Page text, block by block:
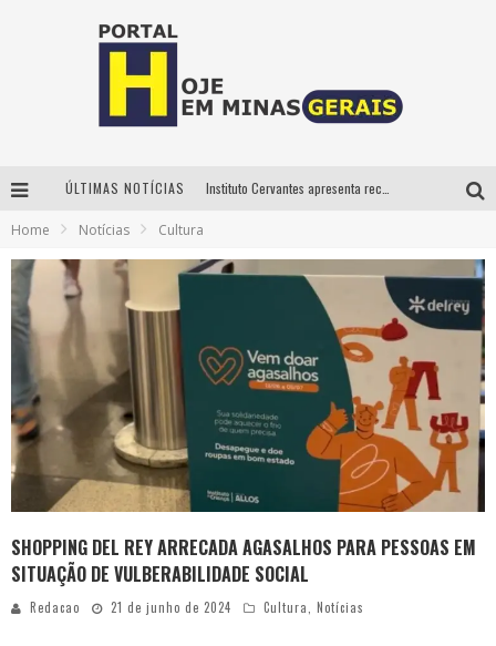
ÚLTIMAS NOTÍCIAS
É neste sábado: Marcelinho de Lima e Trio Virgulino agitam o Forró do Givanildo em Pedro Leopoldo
Projeta Cultura abre inscrições gratuitas em São João del-Rei para oficinas de elaboração de projetos culturais e inteligência artificial
Home Notícias Cultura
SHOPPING DEL REY ARRECADA AGASALHOS PARA PESSOAS EM
SITUAÇÃO DE VULBERABILIDADE SOCIAL
Redacao 21 de junho de 2024 Cultura, Notícias